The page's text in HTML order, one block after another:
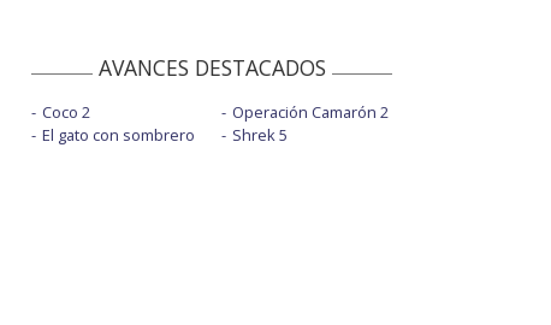
AVANCES DESTACADOS
Coco 2
El gato con sombrero
Operación Camarón 2
Shrek 5